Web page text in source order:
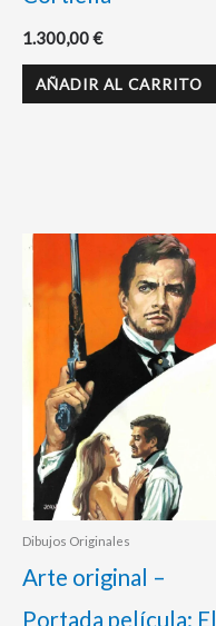
1.300,00€
AÑADIR AL CARRITO
Dibujos Originales
Arte original –
Portada película: El